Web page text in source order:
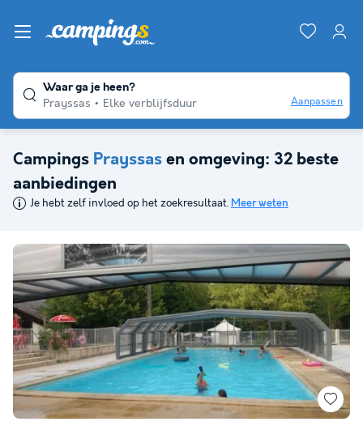
Waar ga je heen?
Prayssas
Elke verblijfsduur Aanpassen
Campings Prayssas en omgeving: 32 beste
aanbiedingen
Je hebt zelf invloed op het zoekresultaat. Meer weten